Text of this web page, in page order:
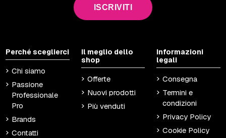
ISCRIVITI
Perché sceglierci
Chi siamo
Passione
Professionale
Pro
Brands
Contatti
Il meglio dello
shop
Offerte
Nuovi prodotti
Più venduti
Informazioni
legali
Consegna
Termini e
condizioni
Privacy Policy
Cookie Policy